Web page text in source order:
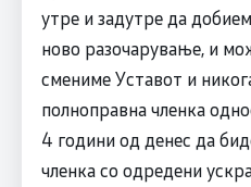
утре и задутре да
ново разочарување, и
смениме Уставот и
полноправна членка
4 години од денес да
членка со одредени